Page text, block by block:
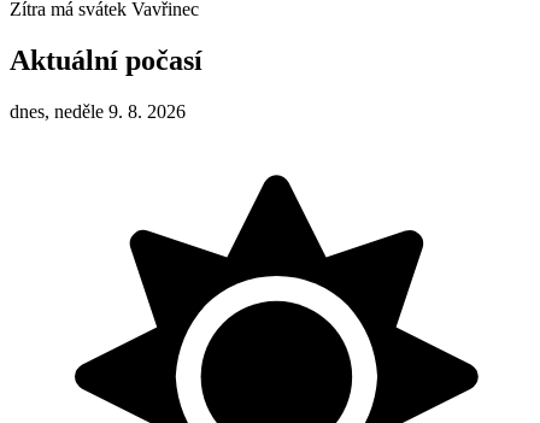
Zítra má svátek Vavřinec
Aktuální počasí
dnes, neděle 9. 8. 2026